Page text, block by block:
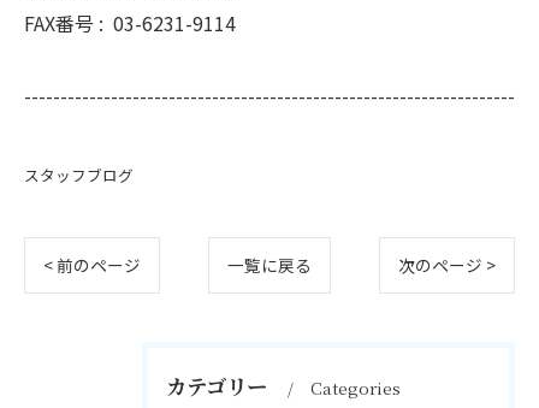
FAX番号 : 03-6231-9114
--------------------------------------------------------------------
スタッフブログ
< 前のページ 一覧に戻る 次のページ >
カテゴリー Categories